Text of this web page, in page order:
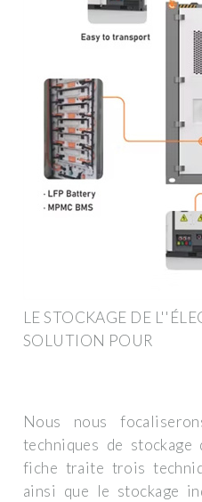
LE STOCKAGE DE
SOLUTION POUR
Nous nous
techniques de
fiche traite trois
ainsi que le stockage